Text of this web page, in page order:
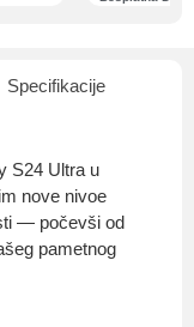
Specifikacije
S24 Ultra u
nove nivoe
— počevši od
pametnog
nama
kupca